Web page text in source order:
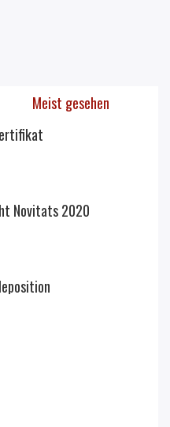
Meist gesehen
Novitats 2020